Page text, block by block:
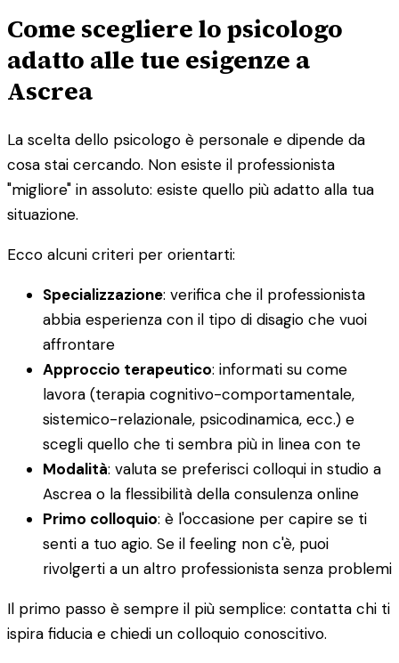
Come scegliere lo psicologo
adatto alle tue esigenze a
Ascrea
La scelta dello psicologo è personale e dipende da
cosa stai cercando. Non esiste il professionista
"migliore" in assoluto: esiste quello più adatto alla tua
situazione.
Ecco alcuni criteri per orientarti:
Specializzazione: verifica che il professionista
abbia esperienza con il tipo di disagio che vuoi
affrontare
Approccio terapeutico: informati su come
lavora (terapia cognitivo-comportamentale,
sistemico-relazionale, psicodinamica, ecc.) e
scegli quello che ti sembra più in linea con te
Modalità: valuta se preferisci colloqui in studio a
Ascrea o la flessibilità della consulenza online
Primo colloquio: è l'occasione per capire se ti
senti a tuo agio. Se il feeling non c'è, puoi
rivolgerti a un altro professionista senza problemi
Il primo passo è sempre il più semplice: contatta chi ti
ispira fiducia e chiedi un colloquio conoscitivo.